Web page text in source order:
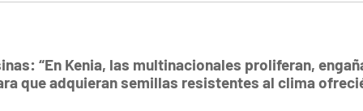
“En Kenia, las multinacionales proliferan,
que adquieran semillas resistentes al clima